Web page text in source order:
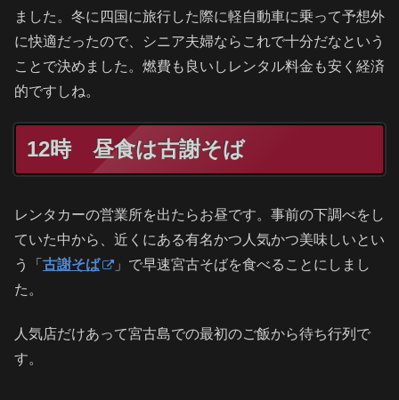
ました。冬に四国に旅行した際に軽自動車に乗って予想外
に快適だったので、シニア夫婦ならこれで十分だなという
ことで決めました。燃費も良いしレンタル料金も安く経済
的ですしね。
12時 昼食は古謝そば
レンタカーの営業所を出たらお昼です。事前の下調べをし
ていた中から、近くにある有名かつ人気かつ美味しいとい
う「 古謝そば
」で早速宮古そばを食べることにしまし
た。
人気店だけあって宮古島での最初のご飯から待ち行列で
す。